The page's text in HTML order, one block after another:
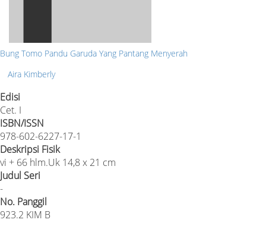
Bung Tomo Pandu Garuda Yang Pantang Menyerah
Aira Kimberly
Edisi
Cet. I
ISBN/ISSN
978-602-6227-17-1
Deskripsi Fisik
vi + 66 hlm.Uk 14,8 x 21 cm
Judul Seri
-
No. Panggil
923.2 KIM B